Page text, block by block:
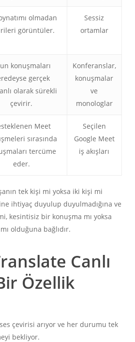
olmadan
görüntüler.
Sessiz
ortamlar
konuşmaları
gerçek
olarak sürekli
çevirir.
Konferanslar,
konuşmalar
ve
monologlar
Meet
sırasında
tercüme
eder.
Seçilen
Google Meet
iş akışları
tek kişi mi yoksa iki kişi mi
ihtiyaç duyulup duyulmadığına ve
kesintisiz bir konuşma mı yoksa
olduğuna bağlıdır.
Canlı
Özellik
ses çevirisi arıyor ve her durumu tek
bekliyor.